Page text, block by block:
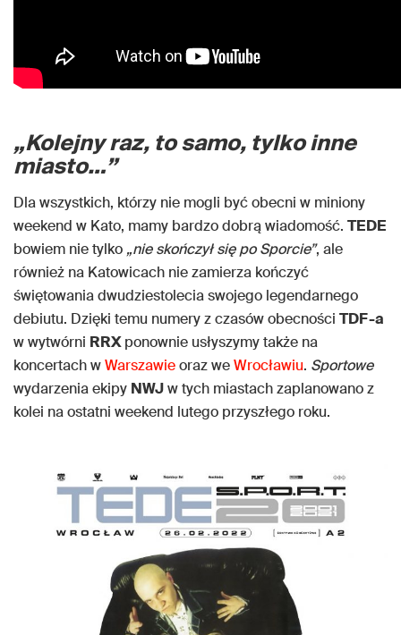
„Kolejny raz, to samo, tylko inne
miasto…”
Dla wszystkich, którzy nie mogli być obecni w miniony
weekend w Kato, mamy bardzo dobrą wiadomość. TEDE
bowiem nie tylko „nie skończył się po Sporcie”, ale
również na Katowicach nie zamierza kończyć
świętowania dwudziestolecia swojego legendarnego
debiutu. Dzięki temu numery z czasów obecności TDF-a
w wytwórni RRXponownie usłyszymy także na
koncertach wWarszawieoraz weWrocławiu. Sportowe
wydarzenia ekipy NWJw tych miastach zaplanowano z
kolei na ostatni weekend lutego przyszłego roku.